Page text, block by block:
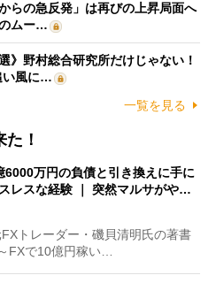
らの急反発」は再びの上昇局面へ
ムー…
》野村総合研究所だけじゃない！
い風に…
一覧を見る
！
6000万円の負債と引き換えに手に
レスな経験 ｜ 突然マルサがや…
トレーダー・磯貝清明氏の著書
FXで10億円稼い…